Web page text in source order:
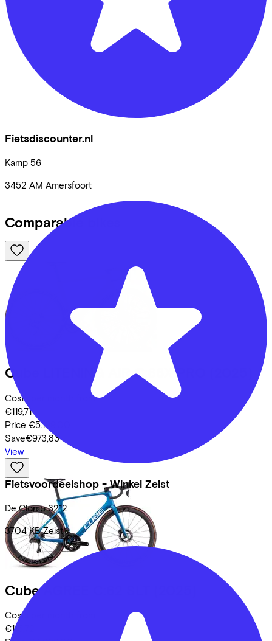
Fietsdiscounter.nl
Kamp 56
3452 AM Amersfoort
Fietsvoordeelshop - Winkel Zeist
De Clomp 3212
3704 KB Zeist
Comparable bikes
Cube LITENING AIR C:68X PRO
Costs per month from
€119,71
Price €5.199,00
Save€973,83
View
Cube AGREE C:62 SLT
Costs per month from
€115,72